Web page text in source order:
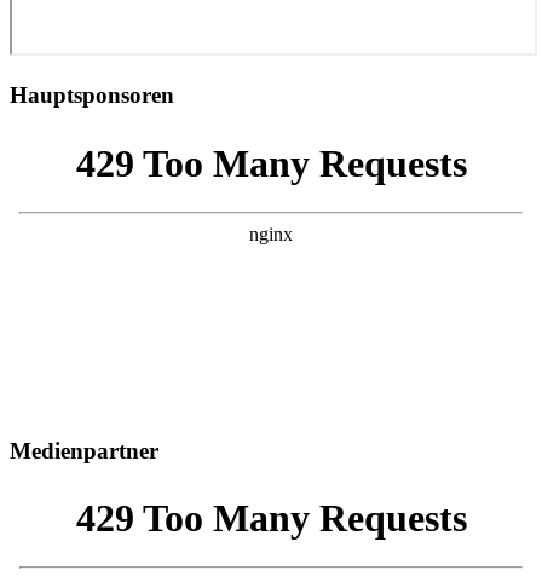
Hauptsponsoren
Medienpartner